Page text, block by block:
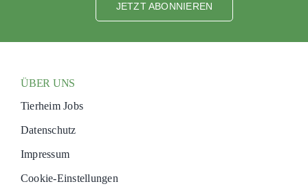
JETZT ABONNIEREN
ÜBER UNS
Tierheim Jobs
Datenschutz
Impressum
Cookie-Einstellungen